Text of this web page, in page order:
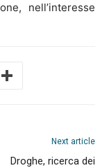
nell’interesse
Next article
Droghe, ricerca dei